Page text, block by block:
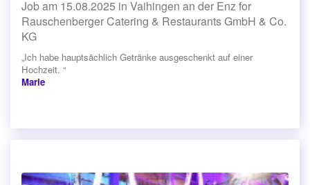
Job am 15.08.2025 in Vaihingen an der Enz for
Rauschenberger Catering & Restaurants GmbH & Co.
KG
„Ich habe hauptsächlich Getränke ausgeschenkt auf einer
Hochzeit. “
Marie